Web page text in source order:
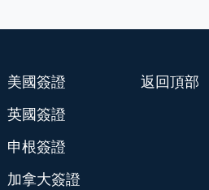
返回頂部
美國簽證
英國簽證
申根簽證
加拿大簽證